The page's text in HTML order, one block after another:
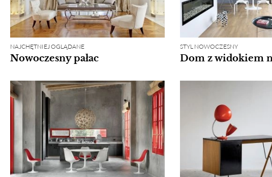
NAJCHĘTNIEJ OGLĄDANE
Nowoczesny pałac
STYL NOWOCZESNY
Dom z widokiem